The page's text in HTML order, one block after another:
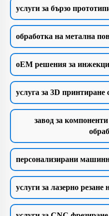
услуги за бързо
обработка на метална
oEM решения за
услуга за 3D принтиране
завод за
персонализирани
услуги за лазерно